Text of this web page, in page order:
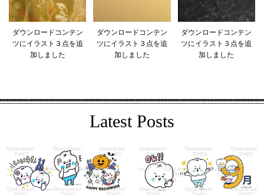
ダウンロードコンテン
ツにイラスト３点を追
加しました
ダウンロードコンテン
ツにイラスト３点を追
加しました
ダウンロードコンテン
ツにイラスト３点を追
加しました
Latest Posts